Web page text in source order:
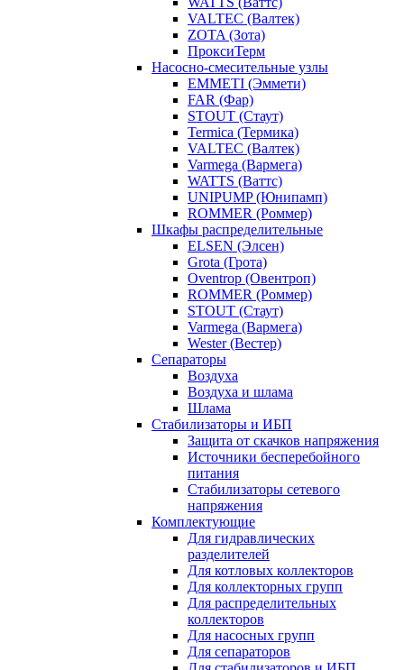
VALTEC (Валтек)
ZOTA (Зота)
ПроксиТерм
Насосно-смесительные узлы
EMMETI (Эммети)
FAR (Фар)
STOUT (Стаут)
Termica (Термика)
VALTEC (Валтек)
Varmega (Вармега)
WATTS (Ваттс)
UNIPUMP (Юнипамп)
ROMMER (Роммер)
Шкафы распределительные
ELSEN (Элсен)
Grota (Грота)
Oventrop (Овентроп)
ROMMER (Роммер)
STOUT (Стаут)
Varmega (Вармега)
Wester (Вестер)
Сепараторы
Воздуха
Воздуха и шлама
Шлама
Стабилизаторы и ИБП
Защита от скачков напряжения
Источники бесперебойного
питания
Стабилизаторы сетевого
напряжения
Комплектующие
Для гидравлических
разделителей
Для котловых коллекторов
Для коллекторных групп
Для распределительных
коллекторов
Для насосных групп
Для сепараторов